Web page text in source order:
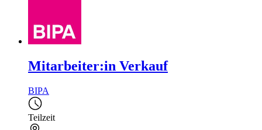
Mitarbeiter:in Verkauf
BIPA
Teilzeit